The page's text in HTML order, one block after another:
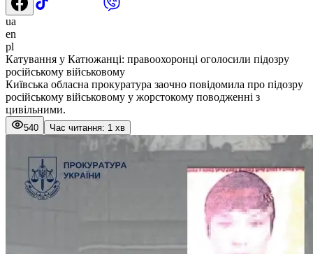
ua
en
pl
Катування у Катюжанці: правоохоронці оголосили підозру
російському військовому
Київська обласна прокуратура заочно повідомила про підозру
російському військовому у жорстокому поводженні з
цивільними.
540 Час читання: 1 хв